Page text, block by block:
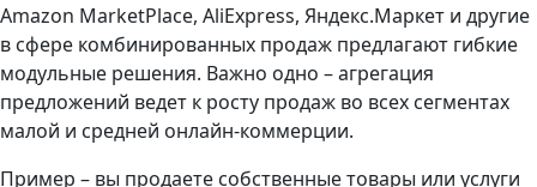
Amazon MarketPlace, AliExpress, Яндекс.Маркет и другие
в сфере комбинированных продаж предлагают гибкие
модульные решения. Важно одно – агрегация
предложений ведет к росту продаж во всех сегментах
малой и средней онлайн-коммерции.
Пример – вы продаете собственные товары или услуги